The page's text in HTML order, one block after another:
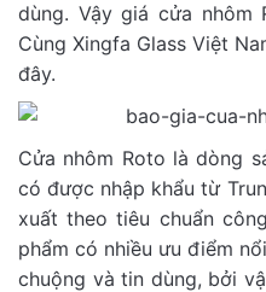
dùng. Vậy giá cửa nhôm
Cùng Xingfa Glass Việt
đây.
Cửa nhôm Roto là dòng
có được nhập khẩu từ
xuất theo tiêu chuẩn
phẩm có nhiều ưu điểm
chuộng và tin dùng, bởi